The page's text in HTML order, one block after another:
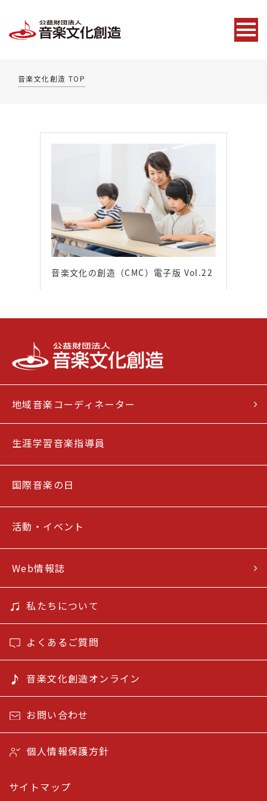
音楽文化創造 TOP
音楽文化の創造（CMC）電子版 Vol.22
地域音楽コーディネーター
生涯学習音楽指導員
国際音楽の日
活動・イベント
Web情報誌
私たちについて
よくあるご質問
音楽文化創造オンライン
お問い合わせ
個人情報保護方針
サイトマップ